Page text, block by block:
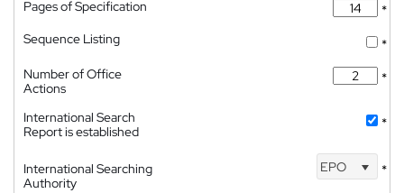
Pages of Specification
*
Sequence Listing
*
Number of Office
Actions
*
International Search
Report is established
*
International Searching
Authority
EPO *